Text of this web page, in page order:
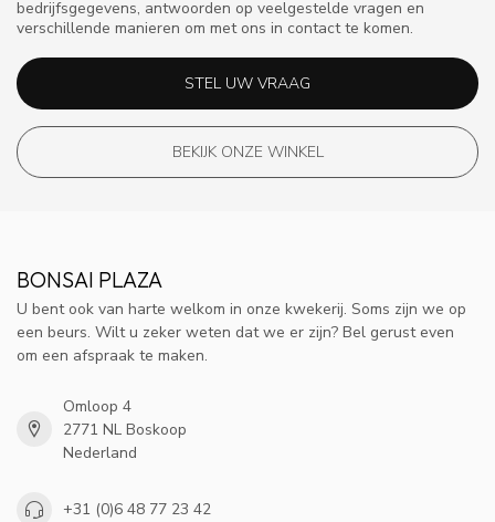
bedrijfsgegevens, antwoorden op veelgestelde vragen en
verschillende manieren om met ons in contact te komen.
STEL UW VRAAG
BEKIJK ONZE WINKEL
BONSAI PLAZA
U bent ook van harte welkom in onze kwekerij. Soms zijn we op
een beurs. Wilt u zeker weten dat we er zijn? Bel gerust even
om een afspraak te maken.
Omloop 4
2771 NL Boskoop
Nederland
+31 (0)6 48 77 23 42